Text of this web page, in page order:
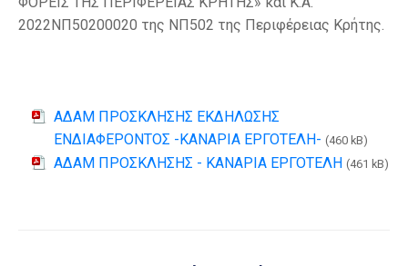
2022ΝΠ50200020 της ΝΠ502 της Περιφέρειας Κρήτης.
ΑΔΑΜ ΠΡΟΣΚΛΗΣΗΣ ΕΚΔΗΛΩΣΗΣ
ΕΝΔΙΑΦΕΡΟΝΤΟΣ -ΚΑΝΑΡΙΑ ΕΡΓΟΤΕΛΗ- (460 kB)
ΑΔΑΜ ΠΡΟΣΚΛΗΣΗΣ - ΚΑΝΑΡΙΑ ΕΡΓΟΤΕΛΗ (461 kB)